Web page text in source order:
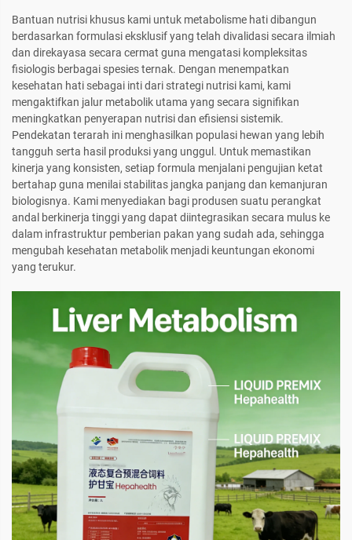
Bantuan nutrisi khusus kami untuk metabolisme hati dibangun
berdasarkan formulasi eksklusif yang telah divalidasi secara ilmiah
dan direkayasa secara cermat guna mengatasi kompleksitas
fisiologis berbagai spesies ternak. Dengan menempatkan
kesehatan hati sebagai inti dari strategi nutrisi kami, kami
mengaktifkan jalur metabolik utama yang secara signifikan
meningkatkan penyerapan nutrisi dan efisiensi sistemik.
Pendekatan terarah ini menghasilkan populasi hewan yang lebih
tangguh serta hasil produksi yang unggul. Untuk memastikan
kinerja yang konsisten, setiap formula menjalani pengujian ketat
bertahap guna menilai stabilitas jangka panjang dan kemanjuran
biologisnya. Kami menyediakan bagi produsen suatu perangkat
andal berkinerja tinggi yang dapat diintegrasikan secara mulus ke
dalam infrastruktur pemberian pakan yang sudah ada, sehingga
mengubah kesehatan metabolik menjadi keuntungan ekonomi
yang terukur.